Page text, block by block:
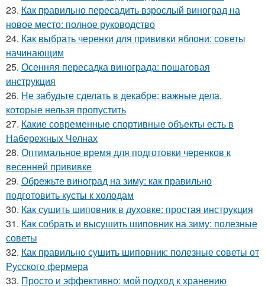
23. Как правильно пересадить взрослый виноград на
новое место: полное руководство
24. Как выбрать черенки для прививки яблони: советы
начинающим
25. Осенняя пересадка винограда: пошаговая
инструкция
26. Не забудьте сделать в декабре: важные дела,
которые нельзя пропустить
27. Какие современные спортивные объекты есть в
Набережных Челнах
28. Оптимальное время для подготовки черенков к
весенней прививке
29. Обрежьте виноград на зиму: как правильно
подготовить кусты к холодам
30. Как сушить шиповник в духовке: простая инструкция
31. Как собрать и высушить шиповник на зиму: полезные
советы
32. Как правильно сушить шиповник: полезные советы от
Русского фермера
33. Просто и эффективно: мой подход к хранению